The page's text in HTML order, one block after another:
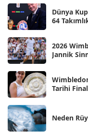
Ara 2024 [25]
Kas 2024
Eki 2024 [46]
Eyl 2024
Ağu 2024 [10]
Tem 2024
Haz 2024 [30]
Dünya
64
2026
Jannik
Tarihi
Neden